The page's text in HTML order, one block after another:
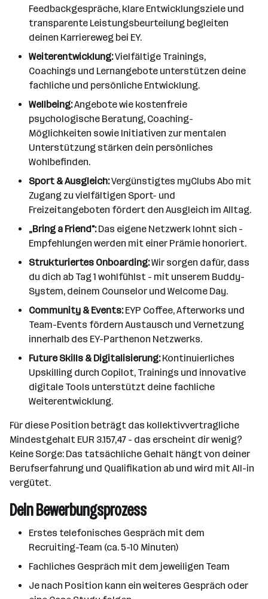
Feedbackgespräche, klare Entwicklungsziele und
transparente Leistungsbeurteilung begleiten
deinen Karriereweg bei EY.
Weiterentwicklung:Vielfältige Trainings,
Coachings und Lernangebote unterstützen deine
fachliche und persönliche Entwicklung.
Wellbeing:Angebote wie kostenfreie
psychologische Beratung, Coaching-
Möglichkeiten sowie Initiativen zur mentalen
Unterstützung stärken dein persönliches
Wohlbefinden.
Sport & Ausgleich:Vergünstigtes myClubs Abo mit
Zugang zu vielfältigen Sport- und
Freizeitangeboten fördert den Ausgleich im Alltag.
„Bring a Friend":Das eigene Netzwerk lohnt sich -
Empfehlungen werden mit einer Prämie honoriert.
Strukturiertes Onboarding:Wir sorgen dafür, dass
du dich ab Tag 1 wohlfühlst - mit unserem Buddy-
System, deinem Counselor und Welcome Day.
Community & Events:EYP Coffee, Afterworks und
Team-Events fördern Austausch und Vernetzung
innerhalb des EY-Parthenon Netzwerks.
Future Skills & Digitalisierung:Kontinuierliches
Upskilling durch Copilot, Trainings und innovative
digitale Tools unterstützt deine fachliche
Weiterentwicklung.
Für diese Position beträgt das kollektivvertragliche
Mindestgehalt EUR 3.157,47 - das erscheint dir wenig?
Keine Sorge: Das tatsächliche Gehalt hängt von deiner
Berufserfahrung und Qualifikation ab und wird mit All-in
vergütet.
Dein Bewerbungsprozess
Erstes telefonisches Gespräch mit dem
Recruiting-Team (ca. 5-10 Minuten)
Fachliches Gespräch mit dem jeweiligen Team
Je nach Position kann ein weiteres Gespräch oder